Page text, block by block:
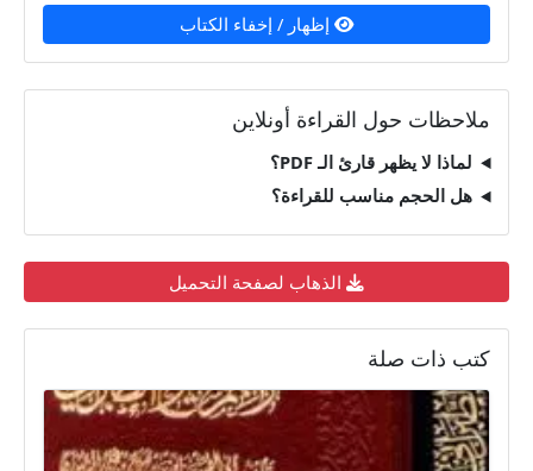
إظهار / إخفاء الكتاب
ملاحظات حول القراءة أونلاين
لماذا لا يظهر قارئ الـ PDF؟
هل الحجم مناسب للقراءة؟
الذهاب لصفحة التحميل
كتب ذات صلة